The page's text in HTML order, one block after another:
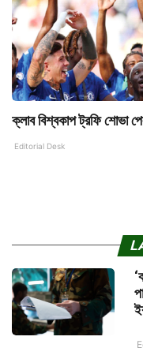
ক্লাব বিশ্বকাপ ট্রফি শোভা
Editorial Desk